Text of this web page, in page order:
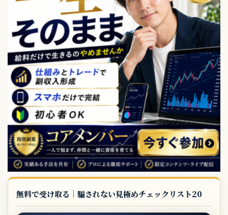
無料で受け取る｜騙されない見極めチェックリスト20